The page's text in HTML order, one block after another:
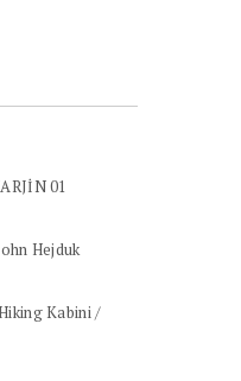
01
Hejduk
Kabini /